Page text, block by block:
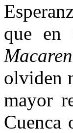
que en
olviden
mayor
Cuenca